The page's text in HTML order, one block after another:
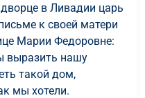
в Ливадии царь
к своей матери
Марии Федоровне:
выразить нашу
такой дом,
мы хотели.